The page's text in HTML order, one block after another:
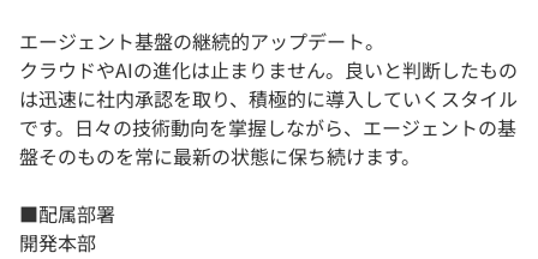
エージェント基盤の継続的アップデート。
クラウドやAIの進化は止まりません。良いと判断したもの
は迅速に社内承認を取り、積極的に導入していくスタイル
です。日々の技術動向を掌握しながら、エージェントの基
盤そのものを常に最新の状態に保ち続けます。
■配属部署
開発本部